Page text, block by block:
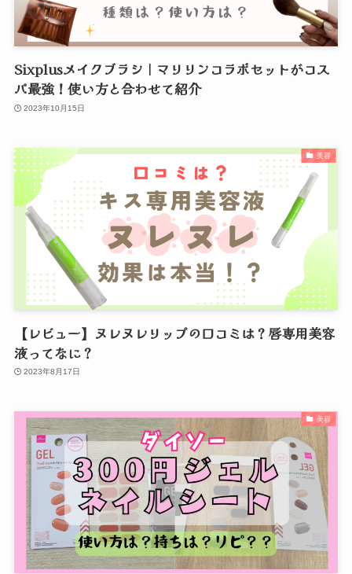
Sixplusメイクブラシ｜マリリンコラボセットがコス
パ最強！使い方と合わせて紹介
2023年10月15日
美容
【レビュー】ヌレヌレリップの口コミは？唇専用美容
液ってなに？
2023年8月17日
美容